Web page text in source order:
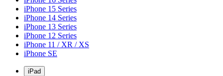
iPhone 15 Series
iPhone 14 Series
iPhone 13 Series
iPhone 12 Series
iPhone 11 / XR / XS
iPhone SE
iPad